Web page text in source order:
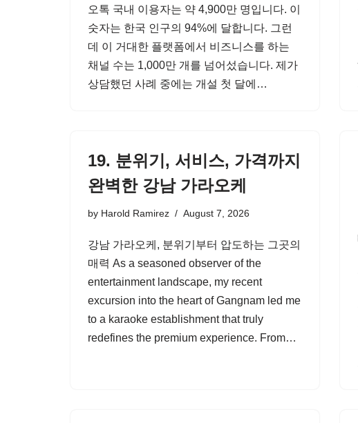
오톡 국내 이용자는 약 4,900만 명입니다. 이
숫자는 한국 인구의 94%에 달합니다. 그런
데 이 거대한 플랫폼에서 비즈니스를 하는
채널 수는 1,000만 개를 넘어섰습니다. 제가
상담했던 사례 중에는 개설 첫 달에…
19. 분위기, 서비스, 가격까지
완벽한 강남 가라오케
by Harold Ramirez August 7, 2026
강남 가라오케, 분위기부터 압도하는 그곳의
매력 As a seasoned observer of the
entertainment landscape, my recent
excursion into the heart of Gangnam led me
to a karaoke establishment that truly
redefines the premium experience. From…